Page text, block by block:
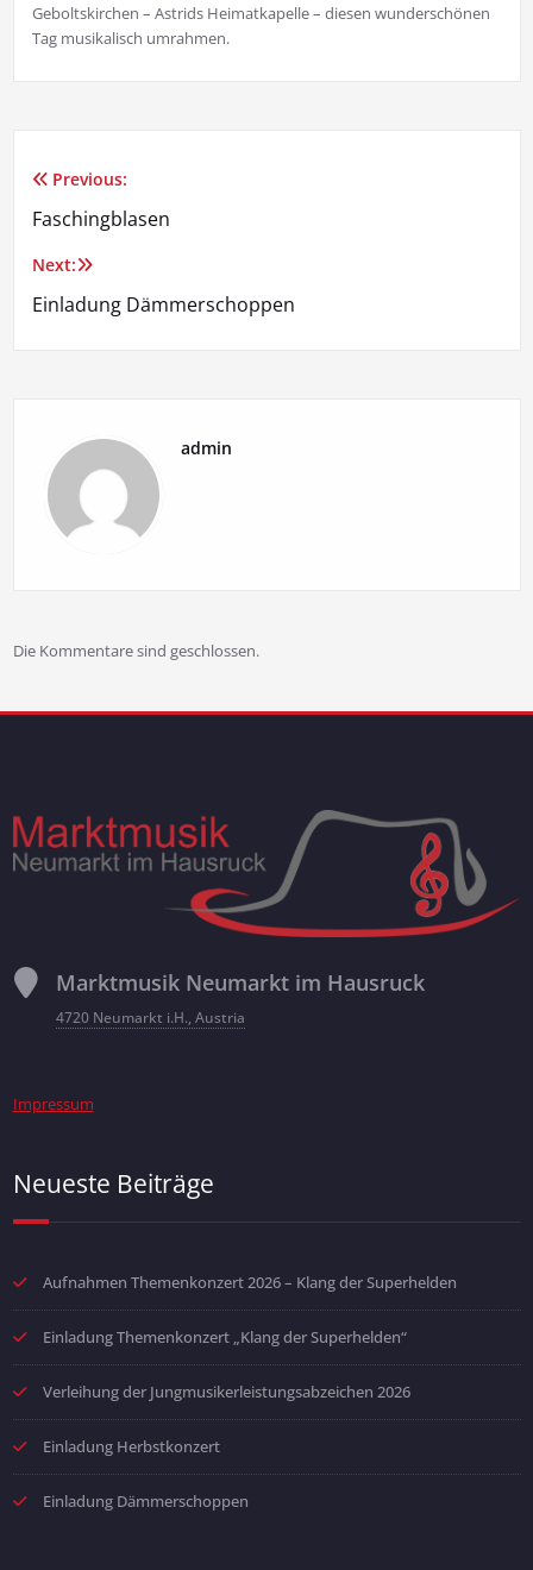
Geboltskirchen – Astrids Heimatkapelle – diesen wunderschönen
Tag musikalisch umrahmen.
Beitragsnavigation
Previous:
Faschingblasen
Next:
Einladung Dämmerschoppen
admin
Die Kommentare sind geschlossen.
Marktmusik Neumarkt im Hausruck
4720 Neumarkt i.H., Austria
Impressum
Neueste Beiträge
Aufnahmen Themenkonzert 2026 – Klang der Superhelden
Einladung Themenkonzert „Klang der Superhelden“
Verleihung der Jungmusikerleistungsabzeichen 2026
Einladung Herbstkonzert
Einladung Dämmerschoppen